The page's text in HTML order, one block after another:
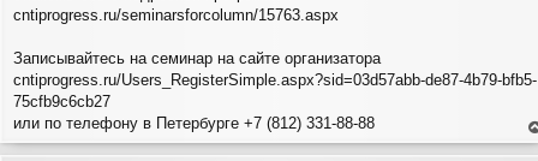
cntiprogress.ru/seminarsforcolumn/15763.aspx
Записывайтесь на семинар на сайте организатора
cntiprogress.ru/Users_RegisterSimple.aspx?sid=03d57abb-de87-4b79-bfb5-
75cfb9c6cb27
или по телефону в Петербурге +7 (812) 331-88-88